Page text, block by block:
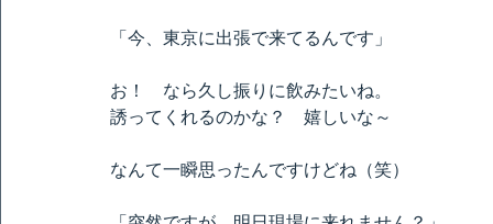
「今、東京に出張で来てるんです」
お！　なら久し振りに飲みたいね。
誘ってくれるのかな？　嬉しいな～
なんて一瞬思ったんですけどね（笑）